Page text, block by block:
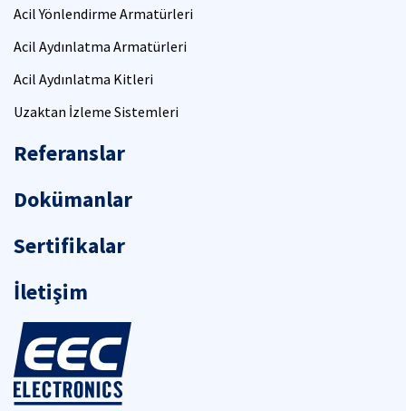
Acil Yönlendirme Armatürleri
Acil Aydınlatma Armatürleri
Acil Aydınlatma Kitleri
Uzaktan İzleme Sistemleri
Referanslar
Dokümanlar
Sertifikalar
İletişim